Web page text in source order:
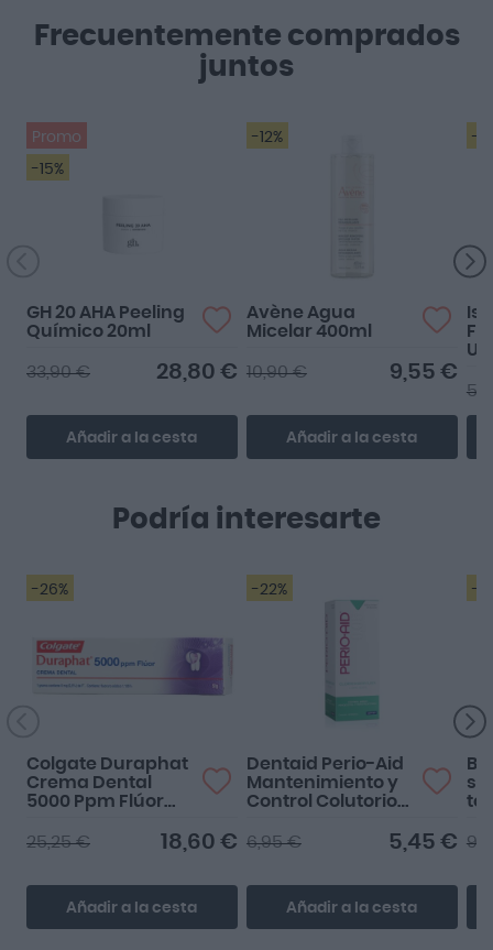
Frecuentemente comprados
juntos
Promo
-15%
GH 20 AHA Peeling
Químico 20ml
28,80 €
33,90 €
Añadir a la cesta
-12%
Avène Agua
Micelar 400ml
9,55 €
10,90 €
Añadir a la cesta
-
Podría interesarte
-26%
Colgate Duraphat
Crema Dental
5000 Ppm Flúor
18,60 €
25,25 €
Añadir a la cesta
-22%
Dentaid Perio-Aid
Mantenimiento y
Control Colutorio
5,45 €
6,95 €
Añadir a la cesta
-